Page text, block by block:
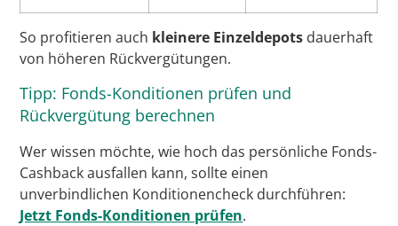
So profitieren auch kleinere Einzeldepots dauerhaft
von höheren Rückvergütungen.
Tipp: Fonds-Konditionen prüfen und
Rückvergütung berechnen
Wer wissen möchte, wie hoch das persönliche Fonds-
Cashback ausfallen kann, sollte einen
unverbindlichen Konditionencheck durchführen:
Jetzt Fonds-Konditionen prüfen.